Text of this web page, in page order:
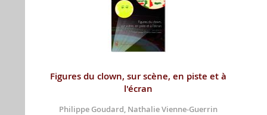
Figures du clown, sur scène, en piste et à
l'écran
Philippe Goudard, Nathalie Vienne-Guerrin